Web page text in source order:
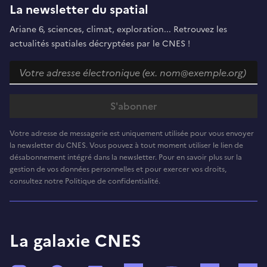
La newsletter du spatial
Ariane 6, sciences, climat, exploration... Retrouvez les
actualités spatiales décryptées par le CNES !
Votre adresse de messagerie est uniquement utilisée pour vous envoyer
la newsletter du CNES. Vous pouvez à tout moment utiliser le lien de
désabonnement intégré dans la newsletter. Pour en savoir plus sur la
gestion de vos données personnelles et pour exercer vos droits,
consultez notre Politique de confidentialité.
La galaxie CNES